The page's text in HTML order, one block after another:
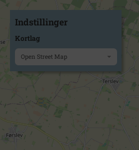
Indstillinger
Kortlag
Open Street Map